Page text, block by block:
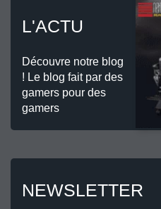
L'ACTU
Découvre notre blog
! Le blog fait par des
gamers pour des
gamers
NEWSLETTER